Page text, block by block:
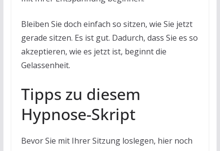
Bleiben Sie doch einfach so sitzen, wie Sie jetzt
gerade sitzen. Es ist gut. Dadurch, dass Sie es so
akzeptieren, wie es jetzt ist, beginnt die
Gelassenheit.
Tipps zu diesem
Hypnose-Skript
Bevor Sie mit Ihrer Sitzung loslegen, hier noch